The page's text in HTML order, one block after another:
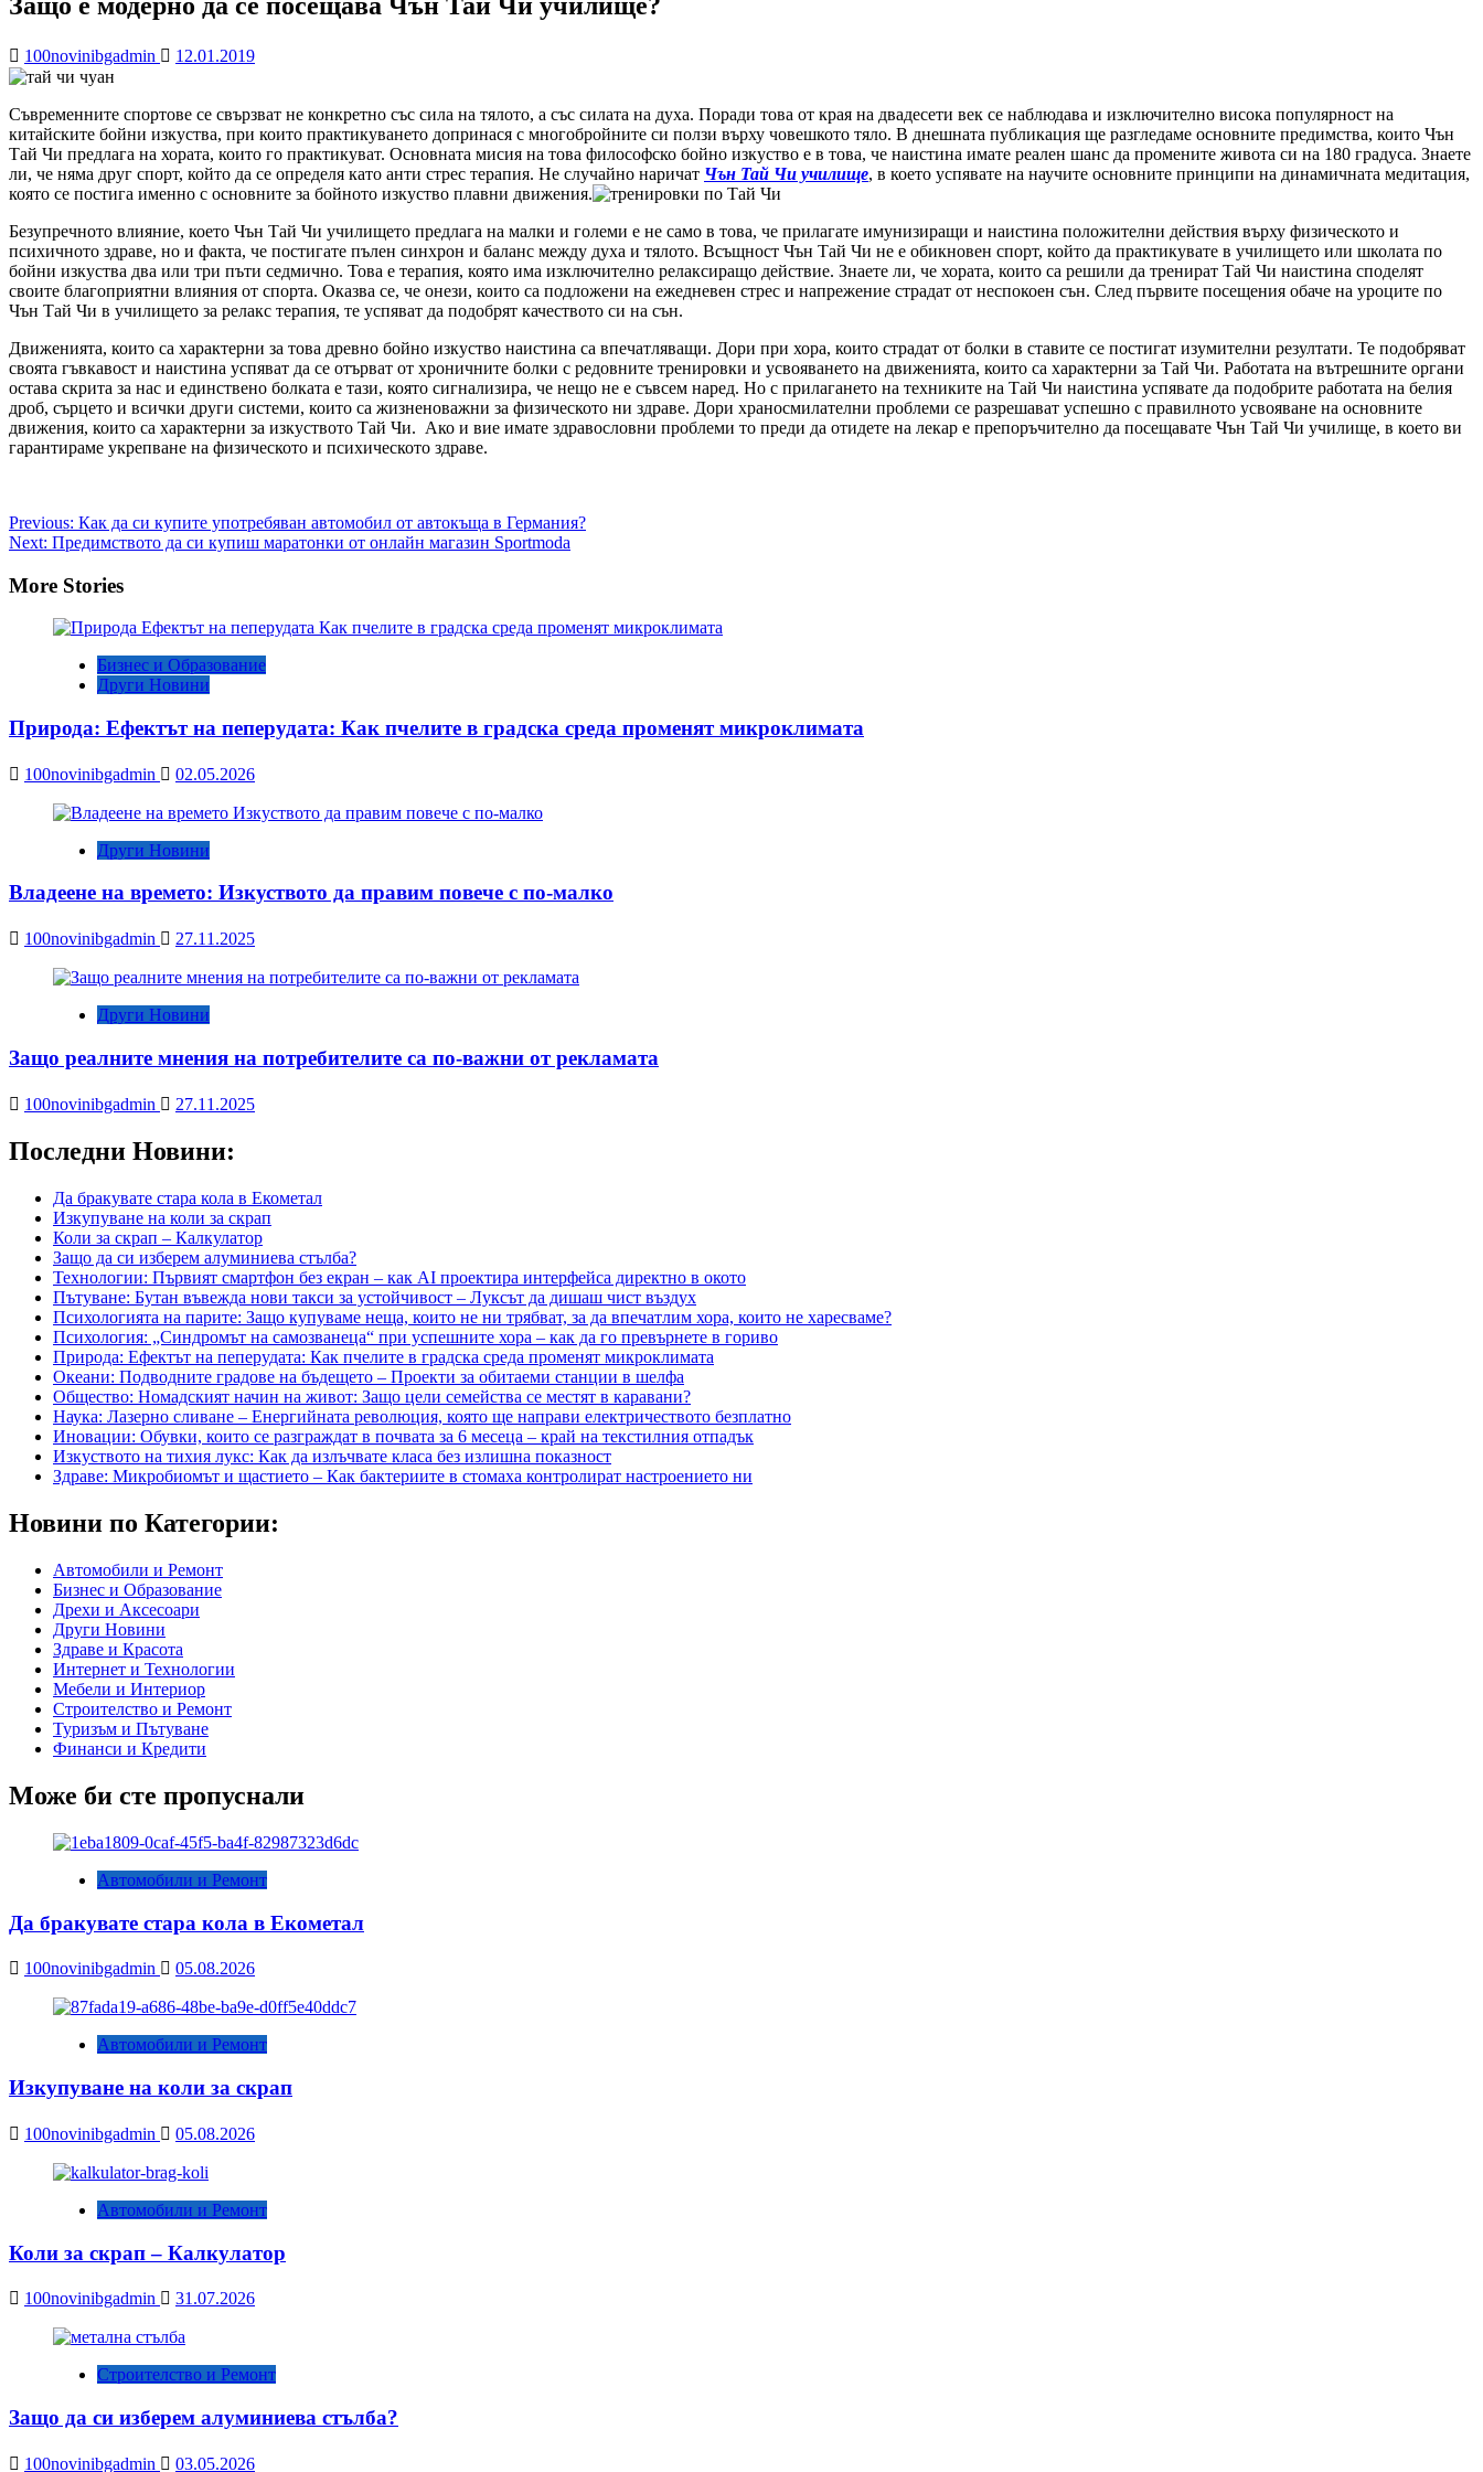
100novinibgadmin 12.01.2019
Съвременните спортове се свързват не конкретно със сила на тялото, а със силата на духа. Поради това от края на двадесети век се наблюдава и изключително висока популярност на
китайските бойни изкуства, при които практикуването допринася с многобройните си ползи върху човешкото тяло. В днешната публикация ще разгледаме основните предимства, които Чън
Тай Чи предлага на хората, които го практикуват. Основната мисия на това философско бойно изкуство е в това, че наистина имате реален шанс да промените живота си на 180 градуса. Знаете
ли, че няма друг спорт, който да се определя като анти стрес терапия. Не случайно наричат Чън Тай Чи училище, в което успявате на научите основните принципи на динамичната медитация,
която се постига именно с основните за бойното изкуство плавни движения.
Безупречното влияние, което Чън Тай Чи училището предлага на малки и големи е не само в това, че прилагате имунизиращи и наистина положителни действия върху физическото и
психичното здраве, но и факта, че постигате пълен синхрон и баланс между духа и тялото. Всъщност Чън Тай Чи не е обикновен спорт, който да практикувате в училището или школата по
бойни изкуства два или три пъти седмично. Това е терапия, която има изключително релаксиращо действие. Знаете ли, че хората, които са решили да тренират Тай Чи наистина споделят
своите благоприятни влияния от спорта. Оказва се, че онези, които са подложени на ежедневен стрес и напрежение страдат от неспокоен сън. След първите посещения обаче на уроците по
Чън Тай Чи в училището за релакс терапия, те успяват да подобрят качеството си на сън.
Движенията, които са характерни за това древно бойно изкуство наистина са впечатляващи. Дори при хора, които страдат от болки в ставите се постигат изумителни резултати. Те подобряват
своята гъвкавост и наистина успяват да се отърват от хроничните болки с редовните тренировки и усвояването на движенията, които са характерни за Тай Чи. Работата на вътрешните органи
остава скрита за нас и единствено болката е тази, която сигнализира, че нещо не е съвсем наред. Но с прилагането на техниките на Тай Чи наистина успявате да подобрите работата на белия
дроб, сърцето и всички други системи, които са жизненоважни за физическото ни здраве. Дори храносмилателни проблеми се разрешават успешно с правилното усвояване на основните
движения, които са характерни за изкуството Тай Чи. Ако и вие имате здравословни проблеми то преди да отидете на лекар е препоръчително да посещавате Чън Тай Чи училище, в което ви
гарантираме укрепване на физическото и психическото здраве.
Post
navigation
Previous: Как да си купите употребяван автомобил от автокъща в Германия?
Next: Предимството да си купиш маратонки от онлайн магазин Sportmoda
More Stories
Бизнес и Образование
Други Новини
Природа: Ефектът на пеперудата: Как пчелите в градска среда променят микроклимата
100novinibgadmin 02.05.2026
Други Новини
Владеене на времето: Изкуството да правим повече с по-малко
100novinibgadmin 27.11.2025
Други Новини
Защо реалните мнения на потребителите са по-важни от рекламата
100novinibgadmin 27.11.2025
Последни Новини:
Да бракувате стара кола в Екометал
Изкупуване на коли за скрап
Коли за скрап – Калкулатор
Защо да си изберем алуминиева стълба?
Технологии: Първият смартфон без екран – как AI проектира интерфейса директно в окото
Пътуване: Бутан въвежда нови такси за устойчивост – Луксът да дишаш чист въздух
Психологията на парите: Защо купуваме неща, които не ни трябват, за да впечатлим хора, които не харесваме?
Психология: „Синдромът на самозванеца“ при успешните хора – как да го превърнете в гориво
Природа: Ефектът на пеперудата: Как пчелите в градска среда променят микроклимата
Океани: Подводните градове на бъдещето – Проекти за обитаеми станции в шелфа
Общество: Номадският начин на живот: Защо цели семейства се местят в каравани?
Наука: Лазерно сливане – Енергийната революция, която ще направи електричеството безплатно
Иновации: Обувки, които се разграждат в почвата за 6 месеца – край на текстилния отпадък
Изкуството на тихия лукс: Как да излъчвате класа без излишна показност
Здраве: Микробиомът и щастието – Как бактериите в стомаха контролират настроението ни
Новини по Категории:
Автомобили и Ремонт
Бизнес и Образование
Дрехи и Аксесоари
Други Новини
Здраве и Красота
Интернет и Технологии
Мебели и Интериор
Строителство и Ремонт
Туризъм и Пътуване
Финанси и Кредити
Може би сте пропуснали
Автомобили и Ремонт
Да бракувате стара кола в Екометал
100novinibgadmin 05.08.2026
Автомобили и Ремонт
Изкупуване на коли за скрап
100novinibgadmin 05.08.2026
Автомобили и Ремонт
Коли за скрап – Калкулатор
100novinibgadmin 31.07.2026
Строителство и Ремонт
Защо да си изберем алуминиева стълба?
100novinibgadmin 03.05.2026